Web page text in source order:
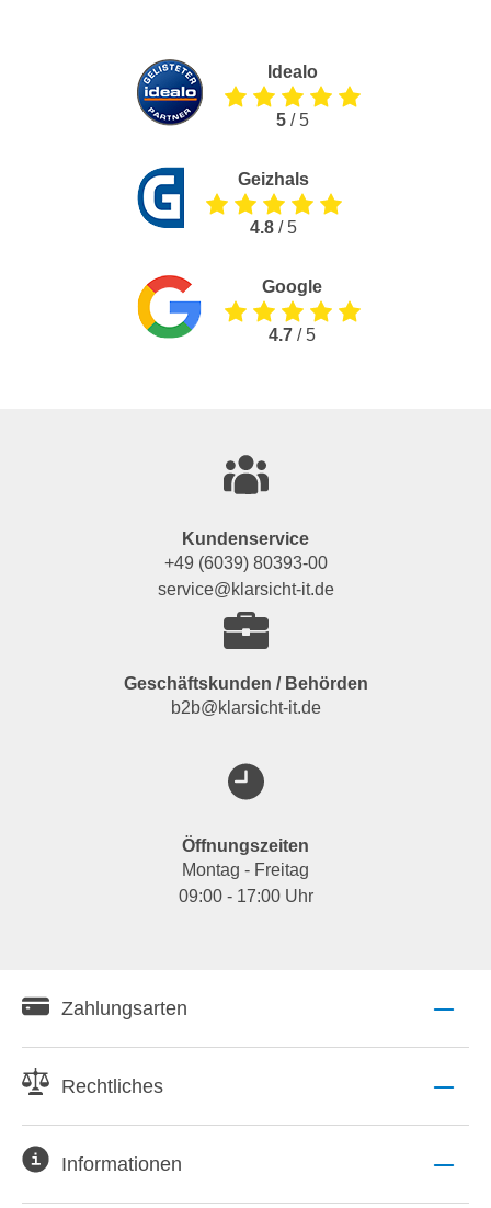
Idealo
5/ 5
Geizhals
4.8 / 5
Google
4.7 / 5
Kundenservice
+49 (6039) 80393-00
service@klarsicht-it.de
Geschäftskunden / Behörden
b2b@klarsicht-it.de
Öffnungszeiten
Montag - Freitag
09:00 - 17:00 Uhr
Zahlungsarten
Rechtliches
Informationen